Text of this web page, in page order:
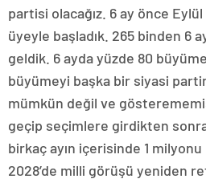
partisi olacağız. 6 ay önce Eylül
üyeyle başladık. 265 binden 6
geldik. 6 ayda yüzde 80
büyümeyi başka bir siyasi
mümkün değil ve
geçip seçimlere girdikten
birkaç ayın içerisinde 1
2028’de milli görüşü yeniden